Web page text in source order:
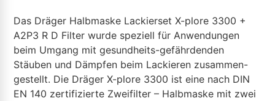
Das Dräger Halbmaske Lackierset X-plore 3300 +
A2P3 R D Filter wurde speziell für Anwendungen
beim Umgang mit gesundheits-gefährdenden
Stäuben und Dämpfen beim Lackieren zusammen-
gestellt. Die Dräger X-plore 3300 ist eine nach DIN
EN 140 zertifizierte Zweifilter – Halbmaske mit zwei